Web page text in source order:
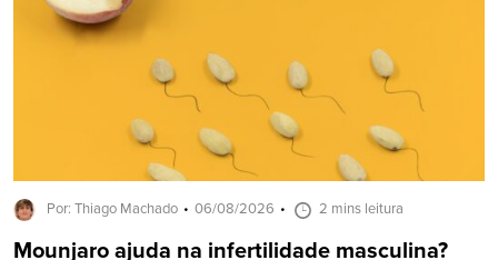
Por: Thiago Machado 06/08/2026 2 mins leitura
Mounjaro ajuda na infertilidade masculina?